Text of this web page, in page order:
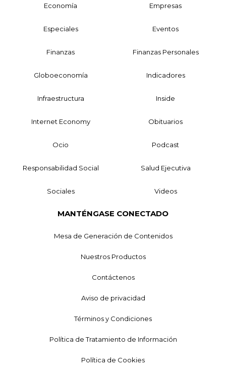
Economía Empresas
Especiales Eventos
Finanzas Finanzas Personales
Globoeconomía Indicadores
Infraestructura Inside
Internet Economy Obituarios
Ocio Podcast
Responsabilidad Social Salud Ejecutiva
Sociales Videos
MANTÉNGASE CONECTADO
Mesa de Generación de Contenidos
Nuestros Productos
Contáctenos
Aviso de privacidad
Términos y Condiciones
Política de Tratamiento de Información
Política de Cookies